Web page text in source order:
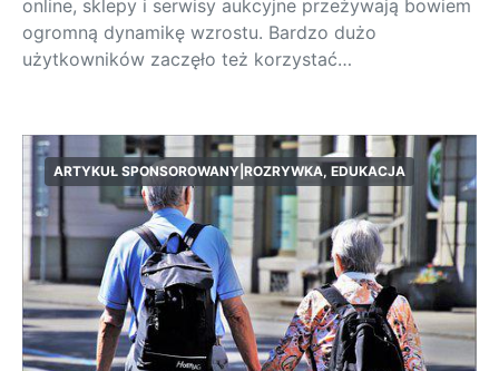
online, sklepy i serwisy aukcyjne przeżywają bowiem
ogromną dynamikę wzrostu. Bardzo dużo
użytkowników zaczęło też korzystać…
ARTYKUŁ SPONSOROWANY|ROZRYWKA, EDUKACJA